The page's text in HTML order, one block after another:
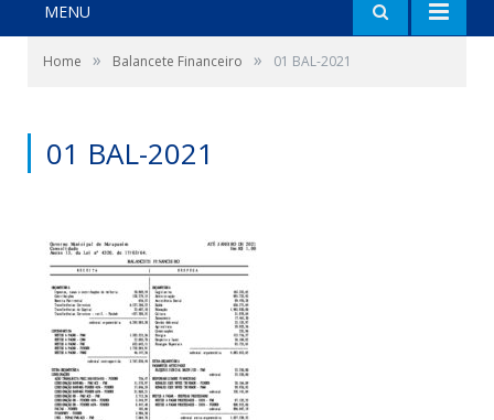
MENU
Home » Balancete Financeiro » 01 BAL-2021
01 BAL-2021